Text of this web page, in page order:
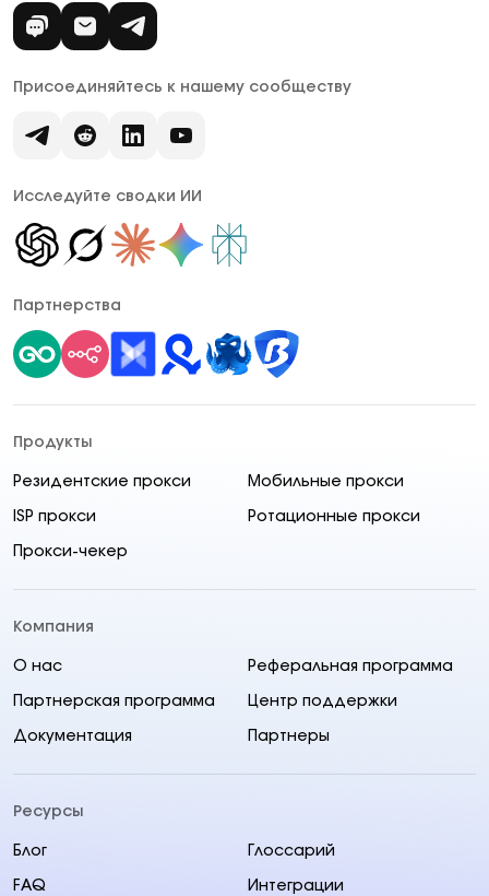
Присоединяйтесь к нашему сообществу
Исследуйте сводки ИИ
Партнерства
Продукты
Резидентские прокси Мобильные прокси
ISP прокси Ротационные прокси
Прокси-чекер
Компания
О нас Реферальная программа
Партнерская программа Центр поддержки
Документация Партнеры
Ресурсы
Блог Глоссарий
FAQ Интеграции